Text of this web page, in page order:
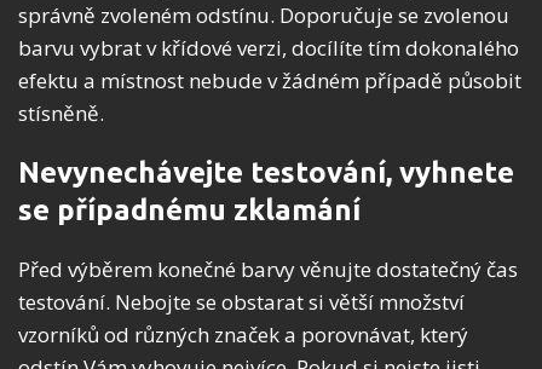
správně zvoleném odstínu. Doporučuje se zvolenou
barvu vybrat v křídové verzi, docílíte tím dokonalého
efektu a místnost nebude v žádném případě působit
stísněně.
Nevynechávejte testování, vyhnete
se případnému zklamání
Před výběrem konečné barvy věnujte dostatečný čas
testování. Nebojte se obstarat si větší množství
vzorníků od různých značek a porovnávat, který